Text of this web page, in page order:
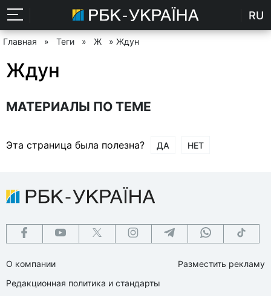
RU
Главная » Теги » Ж » Ждун
Ждун
МАТЕРИАЛЫ ПО ТЕМЕ
Эта страница была полезна? ДА НЕТ
О компании
Редакционная политика и стандарты
Разместить рекламу